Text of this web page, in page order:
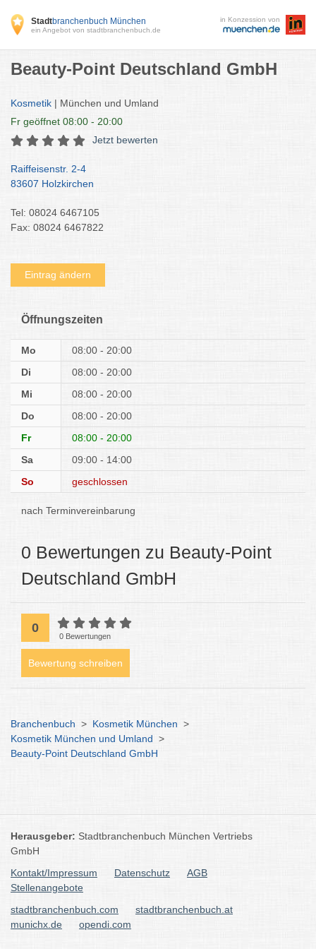
Stadtbranchenbuch München
ein Angebot von stadtbranchenbuch.de
in Konzession von
Beauty-Point Deutschland GmbH
Kosmetik | München und Umland
Fr geöffnet 08:00 - 20:00
Jetzt bewerten
Raiffeisenstr. 2-4
83607 Holzkirchen
Tel: 08024 6467105
Fax: 08024 6467822
Eintrag ändern
Öffnungszeiten
Mo
08:00 - 20:00
Di
08:00 - 20:00
Mi
08:00 - 20:00
Do
08:00 - 20:00
Fr
08:00 - 20:00
Sa
09:00 - 14:00
So
geschlossen
nach Terminvereinbarung
0 Bewertungen zu Beauty-Point
Deutschland GmbH
0
0 Bewertungen
Bewertung schreiben
Branchenbuch > Kosmetik München >
Kosmetik München und Umland >
Beauty-Point Deutschland GmbH
Herausgeber: Stadtbranchenbuch München Vertriebs
GmbH
Kontakt/Impressum
Datenschutz
AGB
Stellenangebote
stadtbranchenbuch.com
stadtbranchenbuch.at
munichx.de
opendi.com